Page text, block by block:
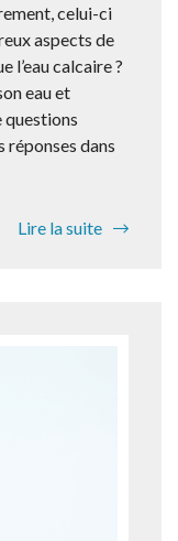
celui-ci
aspects de
l’eau calcaire ?
eau et
questions
réponses dans
Lire la suite